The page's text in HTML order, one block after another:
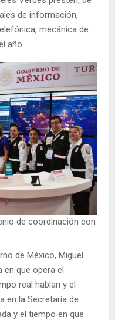
de información,
mecánica de
año.
de coordinación con
de México, Miguel
en que opera el
real hablan y el
en la Secretaría de
y el tiempo en que